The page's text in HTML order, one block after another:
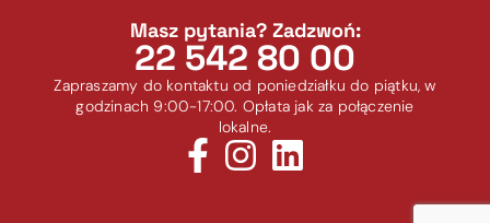
Masz pytania? Zadzwoń:
22 542 80 00
Zapraszamy do kontaktu od poniedziałku do piątku, w
godzinach 9:00-17:00. Opłata jak za połączenie
lokalne.